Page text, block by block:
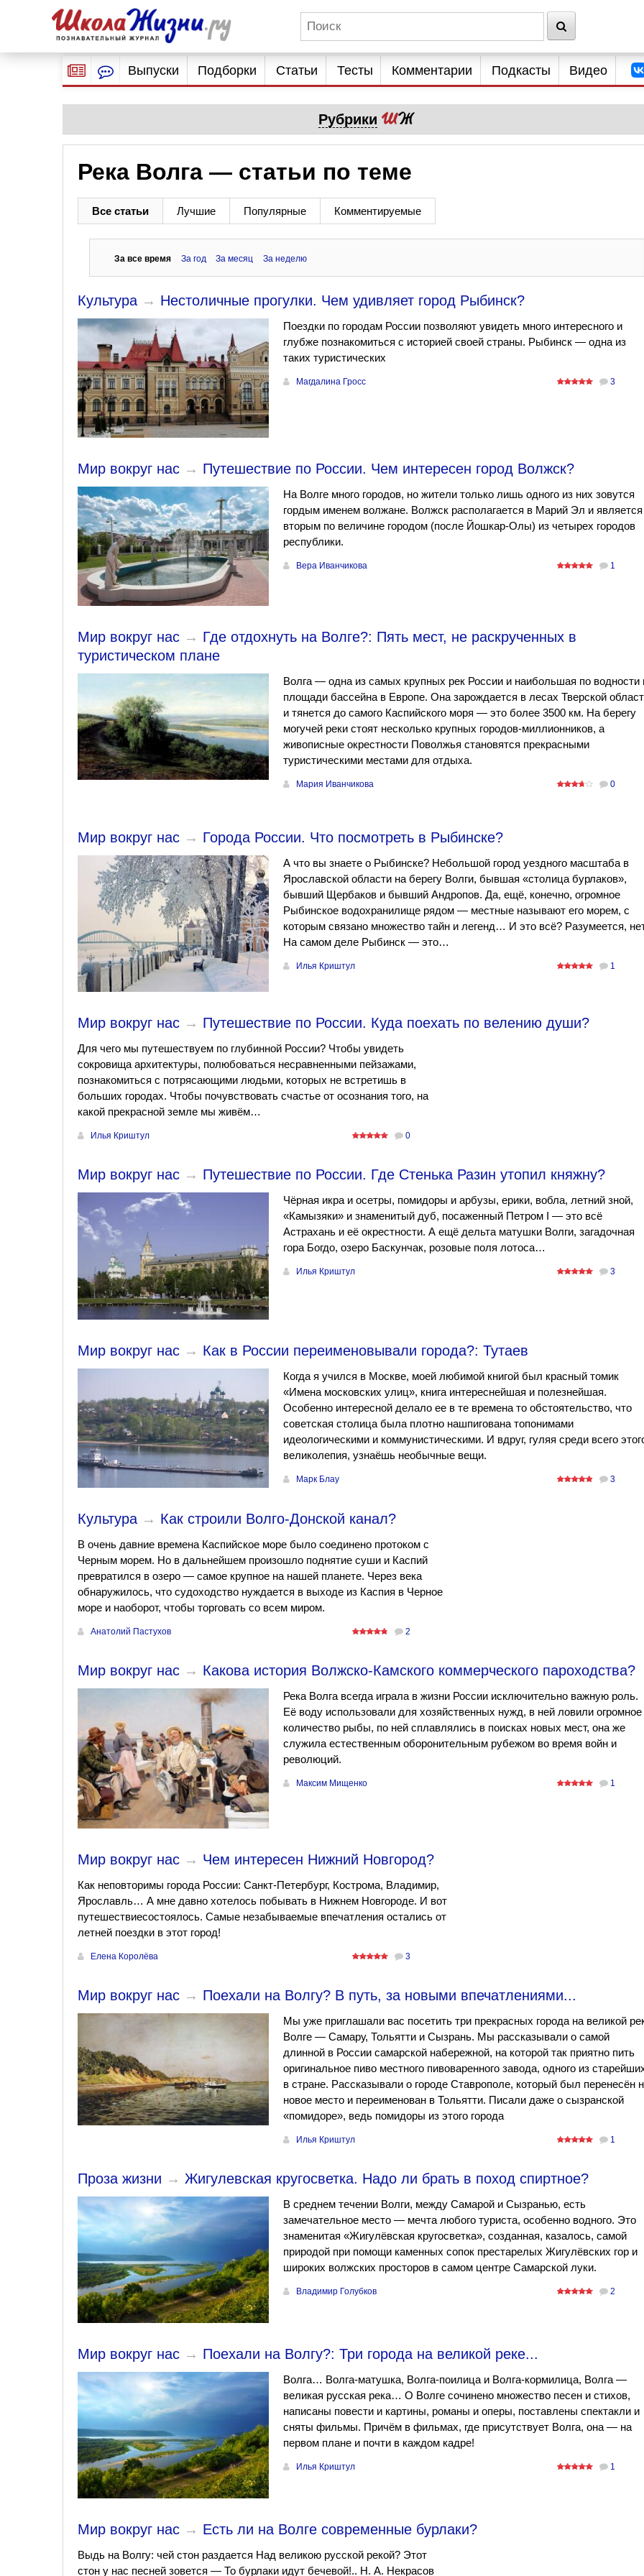
Выпуски Подборки Статьи Тесты Комментарии Подкасты Видео
Рубрики
Река Волга — статьи по теме
Все статьи Лучшие Популярные Комментируемые
За все время За год За месяц За неделю
Культура → Нестоличные прогулки. Чем удивляет город Рыбинск?
Поездки по городам России позволяют увидеть много интересного и
глубже познакомиться с историей своей страны. Рыбинск — одна из
таких туристических
Магдалина Гросс 3
Мир вокруг нас → Путешествие по России. Чем интересен город Волжск?
На Волге много городов, но жители только лишь одного из них зовутся
гордым именем волжане. Волжск располагается в Марий Эл и является
вторым по величине городом (после Йошкар-Олы) из четырех городов
республики.
Вера Иванчикова 1
Мир вокруг нас → Где отдохнуть на Волге?: Пять мест, не раскрученных в
туристическом плане
Волга — одна из самых крупных рек России и наибольшая по водности
площади бассейна в Европе. Она зарождается в лесах Тверской
и тянется до самого Каспийского моря — это более 3500 км. На берегу
могучей реки стоят несколько крупных городов-миллионников, а
живописные окрестности Поволжья становятся прекрасными
туристическими местами для отдыха.
Мария Иванчикова 0
Мир вокруг нас → Города России. Что посмотреть в Рыбинске?
А что вы знаете о Рыбинске? Небольшой город уездного масштаба в
Ярославской области на берегу Волги, бывшая «столица бурлаков»,
бывший Щербаков и бывший Андропов. Да, ещё, конечно, огромное
Рыбинское водохранилище рядом — местные называют его морем, с
которым связано множество тайн и легенд… И это всё? Разумеется,
На самом деле Рыбинск — это…
Илья Криштул 1
Мир вокруг нас → Путешествие по России. Куда поехать по велению души?
Для чего мы путешествуем по глубинной России? Чтобы увидеть
сокровища архитектуры, полюбоваться несравненными пейзажами,
познакомиться с потрясающими людьми, которых не встретишь в
больших городах. Чтобы почувствовать счастье от осознания того, на
какой прекрасной земле мы живём…
Илья Криштул 0
Мир вокруг нас → Путешествие по России. Где Стенька Разин утопил княжну?
Чёрная икра и осетры, помидоры и арбузы, ерики, вобла, летний зной,
«Камызяки» и знаменитый дуб, посаженный Петром I — это всё
Астрахань и её окрестности. А ещё дельта матушки Волги, загадочная
гора Богдо, озеро Баскунчак, розовые поля лотоса…
Илья Криштул 3
Мир вокруг нас → Как в России переименовывали города?: Тутаев
Когда я учился в Москве, моей любимой книгой был красный томик
«Имена московских улиц», книга интереснейшая и полезнейшая.
Особенно интересной делало ее в те времена то обстоятельство, что
советская столица была плотно нашпигована топонимами
идеологическими и коммунистическими. И вдруг, гуляя среди всего
великолепия, узнаёшь необычные вещи.
Марк Блау 3
Культура → Как строили Волго-Донской канал?
В очень давние времена Каспийское море было соединено протоком с
Черным морем. Но в дальнейшем произошло поднятие суши и Каспий
превратился в озеро — самое крупное на нашей планете. Через века
обнаружилось, что судоходство нуждается в выходе из Каспия в Черное
море и наоборот, чтобы торговать со всем миром.
Анатолий Пастухов 2
Мир вокруг нас → Какова история Волжско-Камского коммерческого пароходства?
Река Волга всегда играла в жизни России исключительно важную роль.
Её воду использовали для хозяйственных нужд, в ней ловили огромное
количество рыбы, по ней сплавлялись в поисках новых мест, она же
служила естественным оборонительным рубежом во время войн и
революций.
Максим Мищенко 1
Мир вокруг нас → Чем интересен Нижний Новгород?
Как неповторимы города России: Санкт-Петербург, Кострома, Владимир,
Ярославль… А мне давно хотелось побывать в Нижнем Новгороде. И вот
путешествиесостоялось. Самые незабываемые впечатления остались от
летней поездки в этот город!
Елена Королёва 3
Мир вокруг нас → Поехали на Волгу? В путь, за новыми впечатлениями...
Мы уже приглашали вас посетить три прекрасных города на великой
Волге — Самару, Тольятти и Сызрань. Мы рассказывали о самой
длинной в России самарской набережной, на которой так приятно пить
оригинальное пиво местного пивоваренного завода, одного из
в стране. Рассказывали о городе Ставрополе, который был перенесён
новое место и переименован в Тольятти. Писали даже о сызранской
«помидоре», ведь помидоры из этого города
Илья Криштул 1
Проза жизни → Жигулевская кругосветка. Надо ли брать в поход спиртное?
В среднем течении Волги, между Самарой и Сызранью, есть
замечательное место — мечта любого туриста, особенно водного. Это
знаменитая «Жигулёвская кругосветка», созданная, казалось, самой
природой при помощи каменных сопок престарелых Жигулёвских гор и
широких волжских просторов в самом центре Самарской луки.
Владимир Голубков 2
Мир вокруг нас → Поехали на Волгу?: Три города на великой реке...
Волга… Волга-матушка, Волга-поилица и Волга-кормилица, Волга —
великая русская река… О Волге сочинено множество песен и стихов,
написаны повести и картины, романы и оперы, поставлены спектакли и
сняты фильмы. Причём в фильмах, где присутствует Волга, она — на
первом плане и почти в каждом кадре!
Илья Криштул 1
Мир вокруг нас → Есть ли на Волге современные бурлаки?
Выдь на Волгу: чей стон раздается Над великою русской рекой? Этот
стон у нас песней зовется — То бурлаки идут бечевой!.. Н. А. Некрасов